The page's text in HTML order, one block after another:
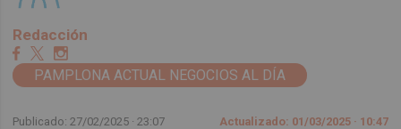
Redacción
PAMPLONA ACTUAL NEGOCIOS AL DÍA
Publicado: 27/02/2025 ·23:07 Actualizado: 01/03/2025 · 10:47